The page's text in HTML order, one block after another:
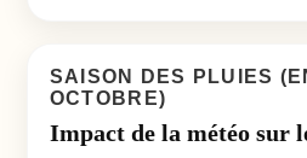
SAISON DES PLUIES
OCTOBRE)
Impact de la météo sur